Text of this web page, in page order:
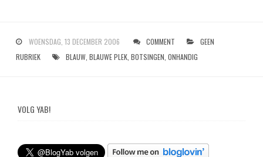
WOENSDAG, 13 DECEMBER 2006 COMMENT
GEEN
RUBRIEK
BLAUW, BLAUWE PLEK, BOTSINGEN ONHANDIG
VOLG YAB!